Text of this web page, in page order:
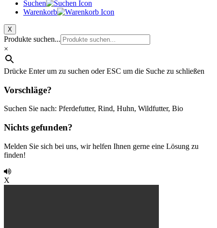
Suchen
Warenkorb
X
Produkte suchen...
×
Drücke Enter um zu suchen oder ESC um die Suche zu schließen
Vorschläge?
Suchen Sie nach: Pferdefutter, Rind, Huhn, Wildfutter, Bio
Nichts gefunden?
Melden Sie sich bei uns, wir helfen Ihnen gerne eine Lösung zu
finden!
X